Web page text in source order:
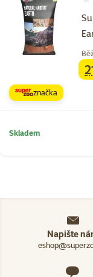
značka
Skladem
Napište